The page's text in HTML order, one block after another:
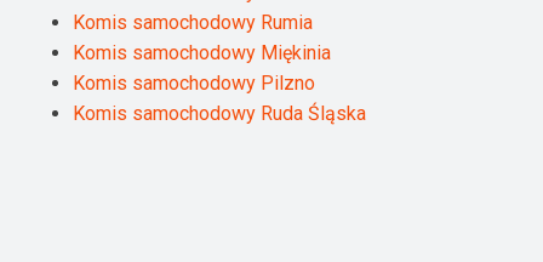
Komis samochodowy Rumia
Komis samochodowy Miękinia
Komis samochodowy Pilzno
Komis samochodowy Ruda Śląska